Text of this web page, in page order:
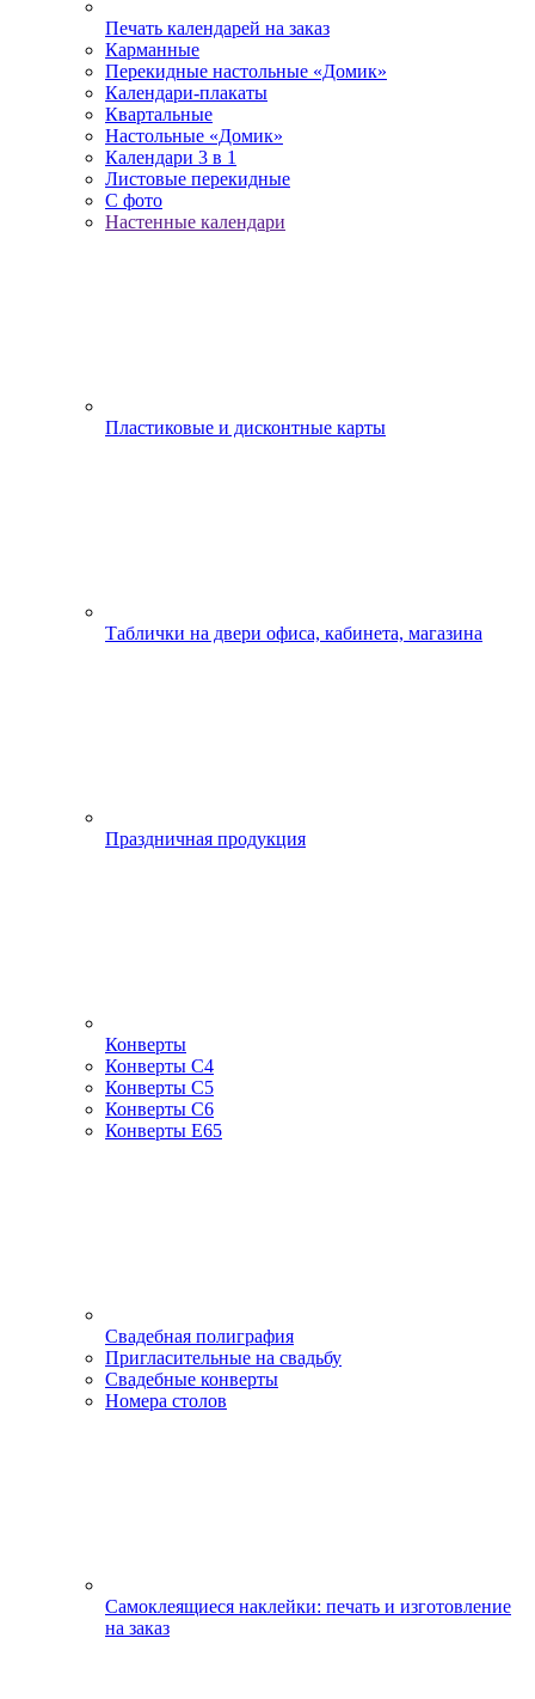
Печать календарей на заказ
Карманные
Перекидные настольные «Домик»
Календари-плакаты
Квартальные
Настольные «Домик»
Календари 3 в 1
Листовые перекидные
С фото
Настенные календари
Пластиковые и дисконтные карты
Таблички на двери офиса, кабинета, магазина
Праздничная продукция
Конверты
Конверты С4
Конверты С5
Конверты С6
Конверты Е65
Свадебная полиграфия
Пригласительные на свадьбу
Свадебные конверты
Номера столов
Самоклеящиеся наклейки: печать и изготовление
на заказ